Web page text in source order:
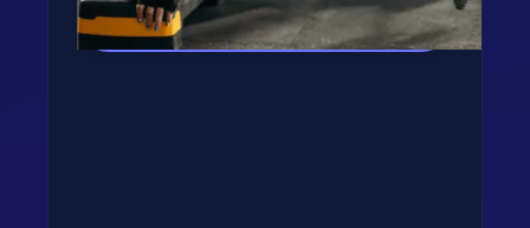
Kipróbálom az appot! →